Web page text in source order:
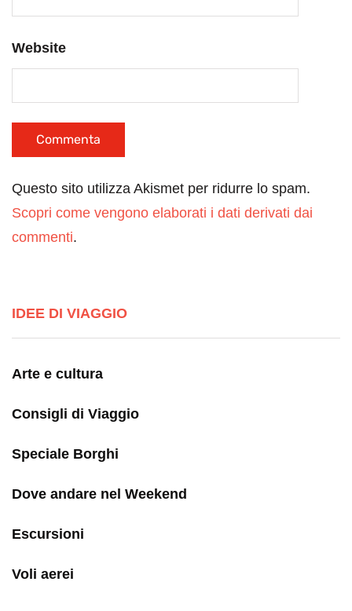
Website
Questo sito utilizza Akismet per ridurre lo spam.
Scopri come vengono elaborati i dati derivati dai
commenti.
IDEE DI VIAGGIO
Arte e cultura
Consigli di Viaggio
Speciale Borghi
Dove andare nel Weekend
Escursioni
Voli aerei